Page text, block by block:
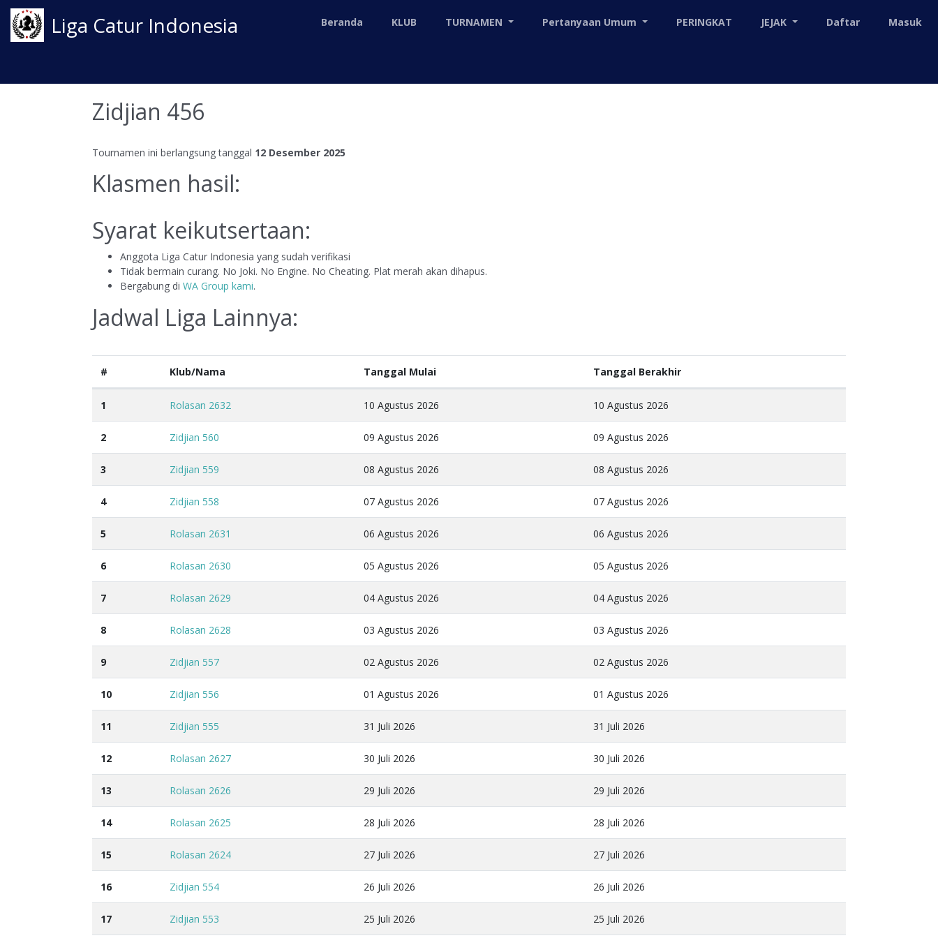
Liga Catur Indonesia Beranda KLUB TURNAMEN Pertanyaan Umum PERINGKAT JEJAK Daftar Masuk
Zidjian 456
Tournamen ini berlangsung tanggal 12 Desember 2025
Klasmen hasil:
Syarat keikutsertaan:
Anggota Liga Catur Indonesia yang sudah verifikasi
Tidak bermain curang. No Joki. No Engine. No Cheating. Plat merah akan dihapus.
Bergabung di WA Group kami.
Jadwal Liga Lainnya:
# Klub/Nama Tanggal Mulai Tanggal Berakhir
1 Rolasan 2632 10 Agustus 2026 10 Agustus 2026
2 Zidjian 560 09 Agustus 2026 09 Agustus 2026
3 Zidjian 559 08 Agustus 2026 08 Agustus 2026
4 Zidjian 558 07 Agustus 2026 07 Agustus 2026
5 Rolasan 2631 06 Agustus 2026 06 Agustus 2026
6 Rolasan 2630 05 Agustus 2026 05 Agustus 2026
7 Rolasan 2629 04 Agustus 2026 04 Agustus 2026
8 Rolasan 2628 03 Agustus 2026 03 Agustus 2026
9 Zidjian 557 02 Agustus 2026 02 Agustus 2026
10 Zidjian 556 01 Agustus 2026 01 Agustus 2026
11 Zidjian 555 31 Juli 2026 31 Juli 2026
12 Rolasan 2627 30 Juli 2026 30 Juli 2026
13 Rolasan 2626 29 Juli 2026 29 Juli 2026
14 Rolasan 2625 28 Juli 2026 28 Juli 2026
15 Rolasan 2624 27 Juli 2026 27 Juli 2026
16 Zidjian 554 26 Juli 2026 26 Juli 2026
17 Zidjian 553 25 Juli 2026 25 Juli 2026